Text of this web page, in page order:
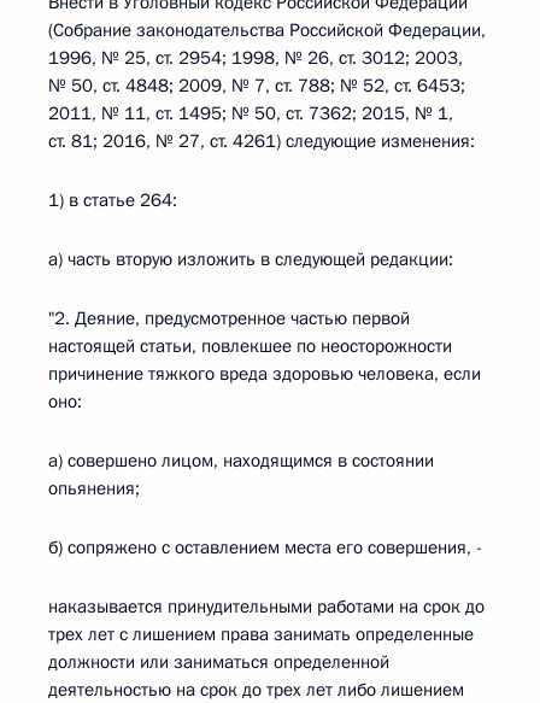
(Собрание законодательства Российской Федерации,
1996, № 25, ст. 2954; 1998, № 26, ст. 3012; 2003,
№ 50, ст. 4848; 2009, № 7, ст. 788; № 52, ст. 6453;
2011, № 11, ст. 1495; № 50, ст. 7362; 2015, № 1,
ст. 81; 2016, № 27, ст. 4261) следующие изменения:
1) в статье 264:
а) часть вторую изложить в следующей редакции:
"2. Деяние, предусмотренное частью первой
настоящей статьи, повлекшее по неосторожности
причинение тяжкого вреда здоровью человека, если
оно:
а) совершено лицом, находящимся в состоянии
опьянения;
б) сопряжено с оставлением места его совершения, -
наказывается принудительными работами на срок до
трех лет с лишением права занимать определенные
должности или заниматься определенной
деятельностью на срок до трех лет либо лишением